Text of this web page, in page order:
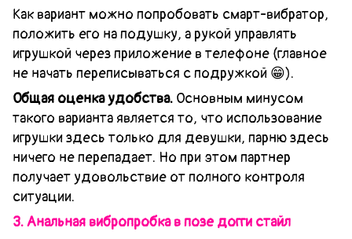
Как вариант можно попробовать смарт-вибратор,
положить его на подушку, а рукой управлять
игрушкой через приложение в телефоне (главное
не начать переписываться с подружкой 😁).
Общая оценка удобства. Основным минусом
такого варианта является то, что использование
игрушки здесь только для девушки, парню здесь
ничего не перепадает. Но при этом партнер
получает удовольствие от полного контроля
ситуации.
3. Анальная вибропробка в позе догги стайл